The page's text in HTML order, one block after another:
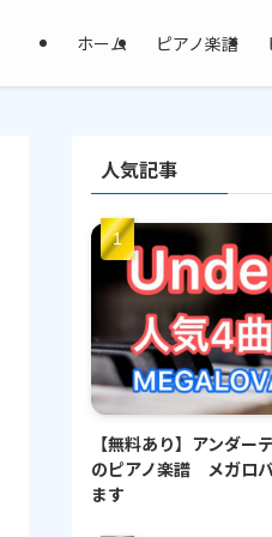
ホーム ピアノ楽譜
人気記事
【無料あり】アンダ
のピアノ楽譜 メガロ
ます